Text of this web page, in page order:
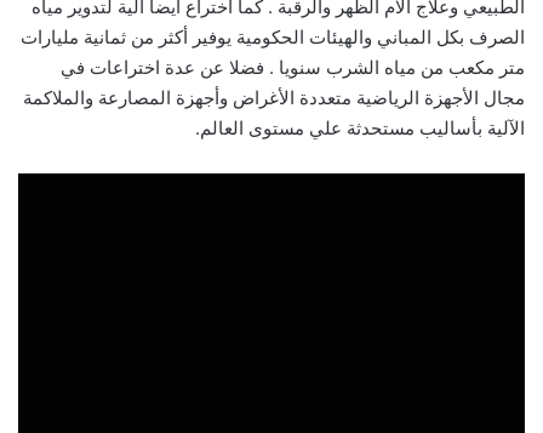
الطبيعي وعلاج آلام الظهر والرقبة . كما اختراع أيضا آلية لتدوير مياه
الصرف بكل المباني والهيئات الحكومية يوفير أكثر من ثمانية مليارات
متر مكعب من مياه الشرب سنويا . فضلا عن عدة اختراعات في
مجال الأجهزة الرياضية متعددة الأغراض وأجهزة المصارعة والملاكمة
الآلية بأساليب مستحدثة علي مستوى العالم.